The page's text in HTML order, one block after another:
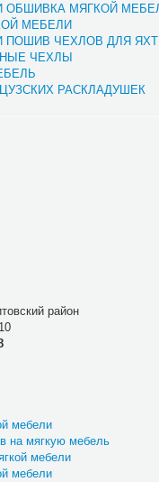
ОБШИВКА МЯГКОЙ
МЕБЕЛИ
ПОШИВ ЧЕХЛОВ ДЛЯ ЯХТ
ЧЕХЛЫ
РАСКЛАДУШЕК
район
мебели
на мягкую мебель
мебели
мебели